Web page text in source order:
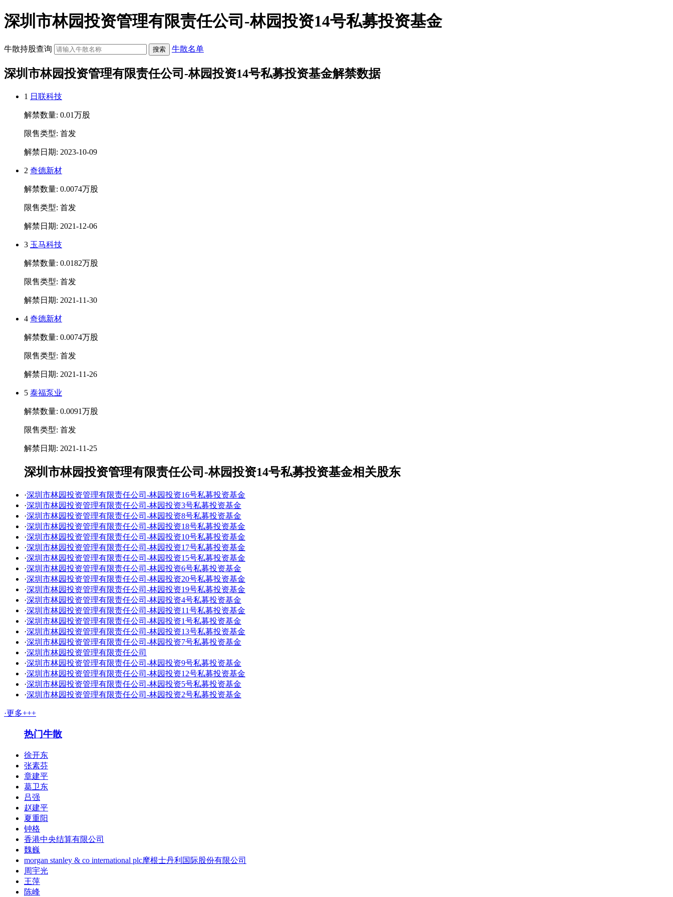
深圳市林园投资管理有限责任公司-林园投资14号私募投资基金
牛散持股查询 牛散名单
深圳市林园投资管理有限责任公司-林园投资14号私募投资基金解禁数据
1 日联科技
解禁数量: 0.01万股
限售类型: 首发
解禁日期: 2023-10-09
2 奇德新材
解禁数量: 0.0074万股
限售类型: 首发
解禁日期: 2021-12-06
3 玉马科技
解禁数量: 0.0182万股
限售类型: 首发
解禁日期: 2021-11-30
4 奇德新材
解禁数量: 0.0074万股
限售类型: 首发
解禁日期: 2021-11-26
5 泰福泵业
解禁数量: 0.0091万股
限售类型: 首发
解禁日期: 2021-11-25
深圳市林园投资管理有限责任公司-林园投资14号私募投资基金相关股东
·深圳市林园投资管理有限责任公司-林园投资16号私募投资基金
·深圳市林园投资管理有限责任公司-林园投资3号私募投资基金
·深圳市林园投资管理有限责任公司-林园投资8号私募投资基金
·深圳市林园投资管理有限责任公司-林园投资18号私募投资基金
·深圳市林园投资管理有限责任公司-林园投资10号私募投资基金
·深圳市林园投资管理有限责任公司-林园投资17号私募投资基金
·深圳市林园投资管理有限责任公司-林园投资15号私募投资基金
·深圳市林园投资管理有限责任公司-林园投资6号私募投资基金
·深圳市林园投资管理有限责任公司-林园投资20号私募投资基金
·深圳市林园投资管理有限责任公司-林园投资19号私募投资基金
·深圳市林园投资管理有限责任公司-林园投资4号私募投资基金
·深圳市林园投资管理有限责任公司-林园投资11号私募投资基金
·深圳市林园投资管理有限责任公司-林园投资1号私募投资基金
·深圳市林园投资管理有限责任公司-林园投资13号私募投资基金
·深圳市林园投资管理有限责任公司-林园投资7号私募投资基金
·深圳市林园投资管理有限责任公司
·深圳市林园投资管理有限责任公司-林园投资9号私募投资基金
·深圳市林园投资管理有限责任公司-林园投资12号私募投资基金
·深圳市林园投资管理有限责任公司-林园投资5号私募投资基金
·深圳市林园投资管理有限责任公司-林园投资2号私募投资基金
·更多+++
热门牛散
徐开东
张素芬
章建平
葛卫东
吕强
赵建平
夏重阳
钟格
香港中央结算有限公司
魏巍
morgan stanley & co international plc摩根士丹利国际股份有限公司
周宇光
王萍
陈峰